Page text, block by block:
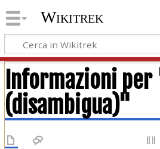
Wikitrek
Informazioni
(disambigua)"